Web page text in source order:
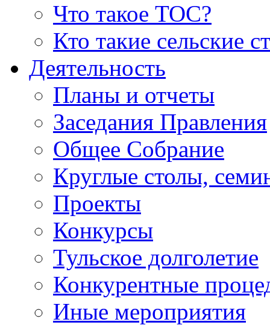
Что такое ТОС?
Кто такие сельские
Деятельность
Планы и отчеты
Заседания Правления
Общее Собрание
Круглые столы,
Проекты
Конкурсы
Тульское долголетие
Конкурентные
Иные мероприятия